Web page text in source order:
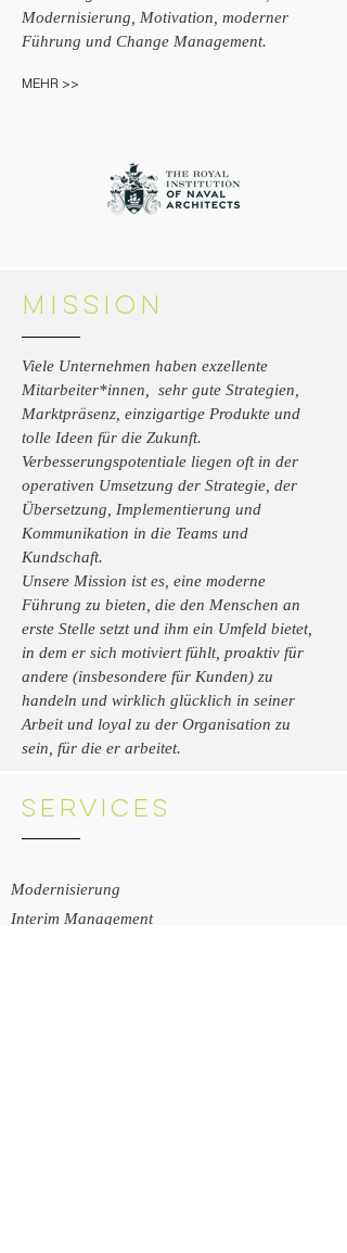
Modernisierung, Motivation, moderner
Führung und Change Management.
MEHR >>
Mission
Viele Unternehmen haben exzellente
Mitarbeiter*innen, sehr gute Strategien,
Marktpräsenz, einzigartige Produkte und
tolle Ideen für die Zukunft.
Verbesserungspotentiale liegen oft in der
operativen Umsetzung der Strategie, der
Übersetzung, Implementierung und
Kommunikation in die Teams und
Kundschaft.
Unsere Mission ist es, eine moderne
Führung zu bieten, die den Menschen an
erste Stelle setzt und ihm ein Umfeld bietet,
in dem er sich motiviert fühlt, proaktiv für
andere (insbesondere für Kunden) zu
handeln und wirklich glücklich in seiner
Arbeit und loyal zu der Organisation zu
sein, für die er arbeitet.
SERVICES
Modernisierung
Interim Management